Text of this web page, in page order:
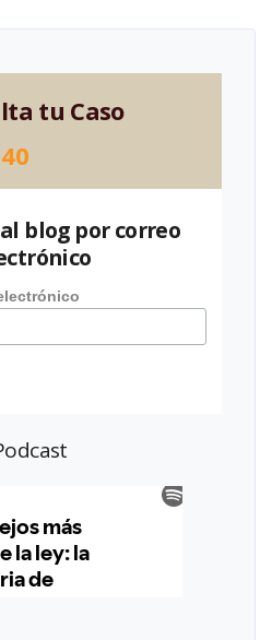
tu Caso
blog por correo